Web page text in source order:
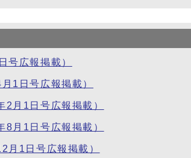
号広報掲載）
1日号広報掲載）
月1日号広報掲載）
月1日号広報掲載）
月1日号広報掲載）